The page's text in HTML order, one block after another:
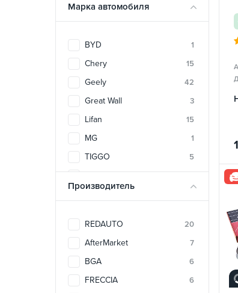
GC7
HAVAL H3 1
HAVAL M2 1
JAGGI 1
KIMO 2
LIFAN 320 5
Lifan 520 Breeze 4
Lifan 620 Solano 4
M11 2
Марка автомобиля
BYD 1
Chery 15
Geely 42
Great Wall 3
Lifan 15
MG 1
TIGGO 5
ZAZ 1
Производитель
REDAUTO 20
AfterMarket 7
BGA 6
FRECCIA 6